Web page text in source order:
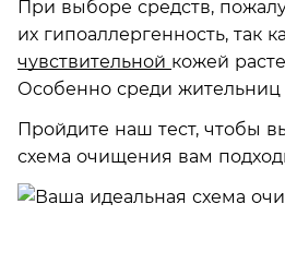
При выборе средств,
их гипоаллергенность, так
чувствительной кожей
Особенно среди жительниц
Пройдите наш тест, чтобы
схема очищения вам